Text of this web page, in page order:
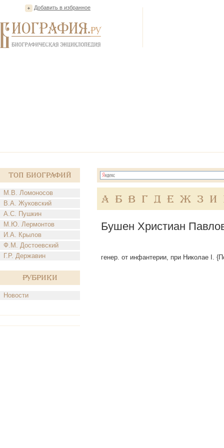
Добавить в избранное
Топ Биографий
М.В. Ломоносов
В.А. Жуковский
А.С. Пушкин
М.Ю. Лермонтов
И.А. Крылов
Ф.М. Достоевский
Г.Р. Державин
Рубрики
Новости
А Б В Г Д Е Ж З И
Бушен Христиан
генер. от инфантерии, при Николае I.